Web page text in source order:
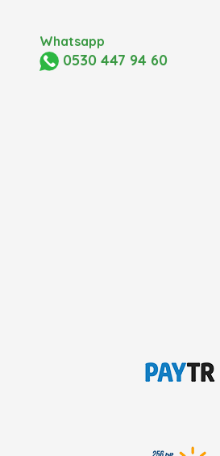
Whatsapp
0530 447 94 60